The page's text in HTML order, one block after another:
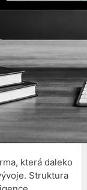
která daleko
Struktura